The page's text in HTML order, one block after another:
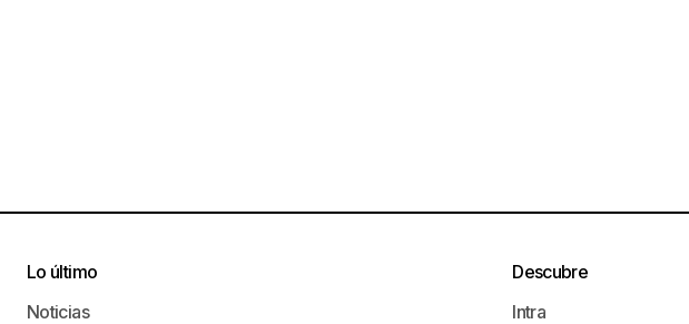
Lo último
Noticias
Descubre
Intra